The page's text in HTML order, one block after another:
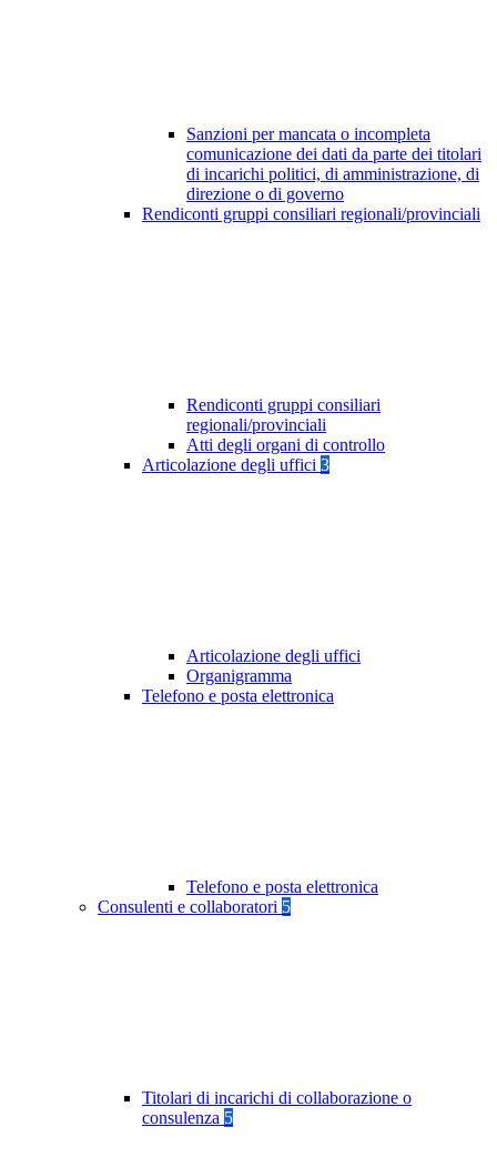
Sanzioni per mancata o incompleta
comunicazione dei dati da parte dei titolari
di incarichi politici, di amministrazione, di
direzione o di governo
Rendiconti gruppi consiliari regionali/provinciali
Rendiconti gruppi consiliari
regionali/provinciali
Atti degli organi di controllo
Articolazione degli uffici 3
Articolazione degli uffici
Organigramma
Telefono e posta elettronica
Telefono e posta elettronica
Consulenti e collaboratori 5
Titolari di incarichi di collaborazione o
consulenza 5